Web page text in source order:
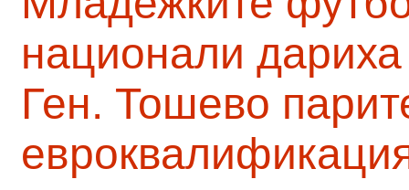
национали
Ген. Тошево